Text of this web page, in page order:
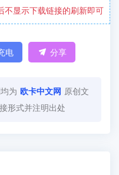
不显示下载链接的刷新即可
电  分享
为 欧卡中文网 原创文
形式并注明出处